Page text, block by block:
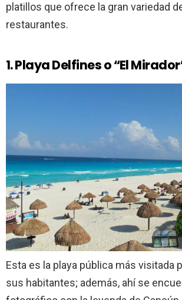
platillos que ofrece la gran variedad
restaurantes.
1. Playa Delfines o “El
Esta es la playa pública más visitada
sus habitantes; además, ahí se